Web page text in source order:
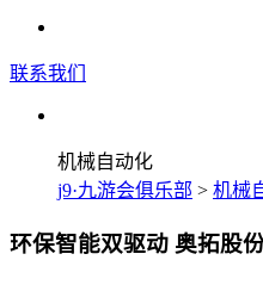
联系我们
机械自动化
j9·九游会俱乐部 > 机械
环保智能双驱动 奥拓股